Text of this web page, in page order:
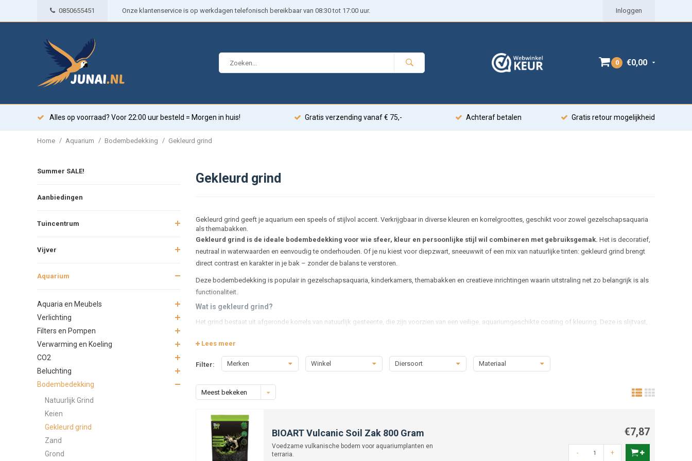
0850655451 Onze klantenservice is op werkdagen telefonisch bereikbaar van 08:30 tot 17:00 uur. Inloggen
0 €0,00
Alles op voorraad? Voor 22:00 uur besteld = Morgen in huis! Gratis verzending vanaf € 75,- Achteraf betalen Gratis retour mogelijkheid
Home / Aquarium / Bodembedekking / Gekleurd grind
Summer SALE!
Aanbiedingen
Tuincentrum
Vijver
Aquarium
Aquaria en Meubels
Verlichting
Filters en Pompen
Verwarming en Koeling
CO2
Beluchting
Bodembedekking
Natuurlijk Grind
Keien
Gekleurd grind
Zand
Grond
Gekleurd grind
Gekleurd grind geeft je aquarium een speels of stijlvol accent. Verkrijgbaar in diverse kleuren en korrelgroottes, geschikt voor zowel gezelschapsaquaria
als themabakken.
Gekleurd grind is de ideale bodembedekking voor wie sfeer, kleur en persoonlijke stijl wil combineren met gebruiksgemak. Het is decoratief,
neutraal in waterwaarden en eenvoudig te onderhouden. Of je nu kiest voor diepzwart, sneeuwwit of een mix van natuurlijke tinten: gekleurd grind brengt
direct contrast en karakter in je bak – zonder de balans te verstoren.
Deze bodembedekking is populair in gezelschapsaquaria, kinderkamers, themabakken en creatieve inrichtingen waarin uitstraling net zo belangrijk is als
functionaliteit.
Wat is gekleurd grind?
Het grind bestaat uit afgeronde korrels van natuurlijk gesteente, die zijn voorzien van een veilige, aquariumgeschikte coating of kleuring. Deze is slijtvast,
vissen, garnalen en planten.
Verkrijgbaar in:
Gemengde varianten
Matte of glanzende afwerkingen
Waarom kiezen voor gekleurd grind?
Esthetisch aantrekkelijk– past zich aan de sfeer van je inrichting aan
Veilig voor vissen en planten
Lees meer
Filter: Merken Winkel Diersoort Materiaal
Meest bekeken
BIOART Vulcanic Soil Zak 800 Gram
Voedzame vulkanische bodem voor aquariumplanten en
terraria.
€7,87
- +